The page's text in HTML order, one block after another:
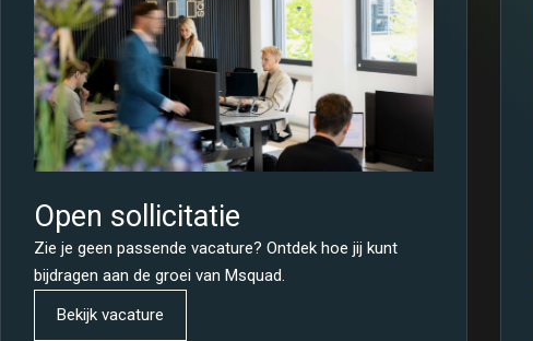
Open sollicitatie
Zie je geen passende vacature? Ontdek hoe jij kunt
bijdragen aan de groei van Msquad.
Bekijk vacature